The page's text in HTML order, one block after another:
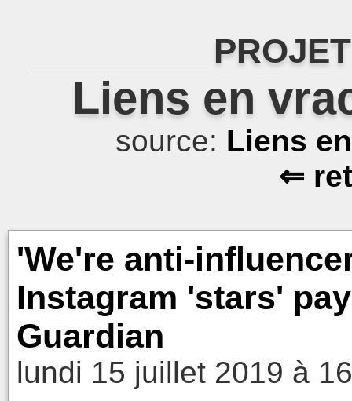
Liens en
source: Liens
⇐
'We're anti-
Instagram 'stars'
Guardian
lundi 15 juillet 2019 à